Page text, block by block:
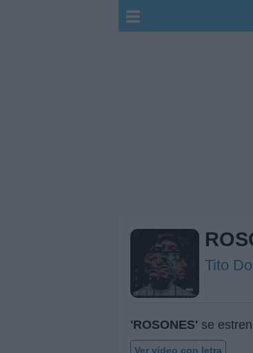
Tito
'ROSONES' se
Ver vídeo con letra